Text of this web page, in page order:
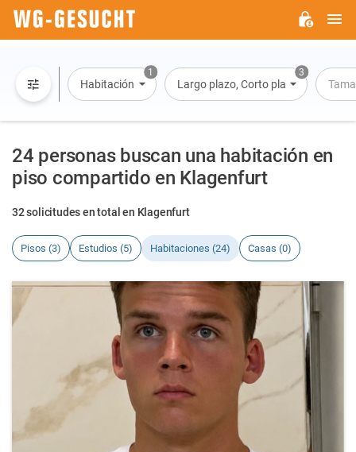
1
Habitación
3
Largo plazo, Corto plazo, Alquiler
24 personas buscan una habitación en
piso compartido en Klagenfurt
32 solicitudes en total en Klagenfurt
Pisos (3) Estudios (5) Habitaciones (24) Casas (0)